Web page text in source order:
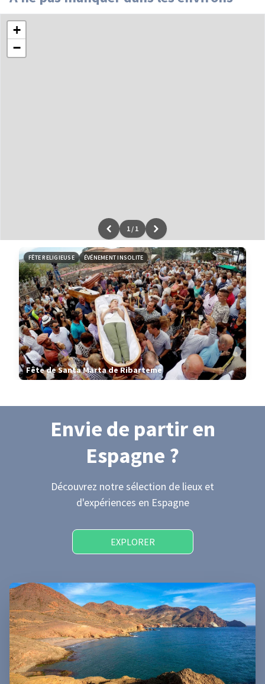
+
−
Leaflet|données ©OpenStreetMap/ODbL - renduOSM France
1 / 1
FÊTE RELIGIEUSE ÉVÉNEMENT INSOLITE
Fête de Santa Marta de Ribarteme
Envie de partiren
Espagne ?
Découvrez notre sélection de lieux et
d'expériences en Espagne
EXPLORER